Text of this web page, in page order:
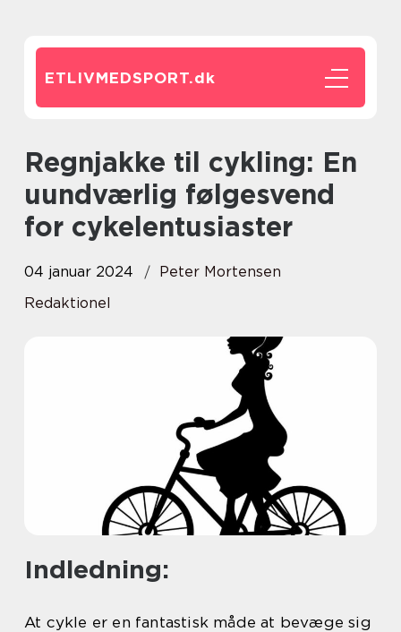
ETLIVMEDSPORT.dk
Regnjakke til cykling: En
uundværlig følgesvend
for cykelentusiaster
04 januar 2024
Peter Mortensen
Redaktionel
Indledning:
At cykle er en fantastisk måde at bevæge sig